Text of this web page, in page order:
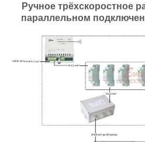
Ручное трёхскоростное
параллельном